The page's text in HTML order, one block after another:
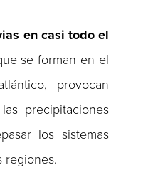
en casi todo el
se forman en el
provocan
precipitaciones
los sistemas
regiones.